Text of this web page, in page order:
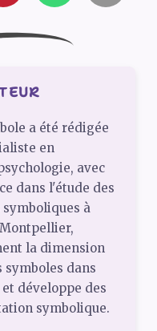
a été rédigée
en
avec
dans l'étude des
à
la dimension
dans
développe des
symbolique.